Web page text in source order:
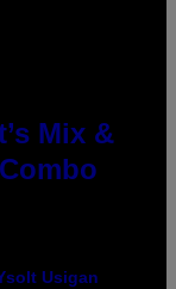
Mix &
Usigan